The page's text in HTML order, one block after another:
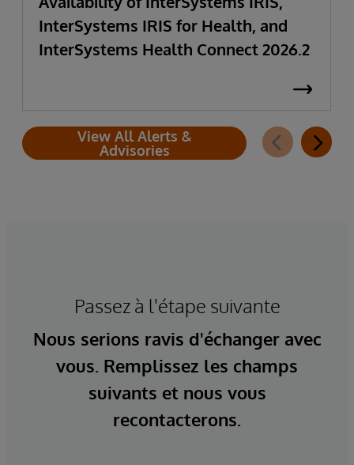
InterSystems IRIS for Health, and
InterSystems Health Connect 2026.2
View All Alerts &
Advisories
Passez à l'étape suivante
Nous serions ravis d'échanger avec
vous. Remplissez les champs
suivants et nous vous
recontacterons.